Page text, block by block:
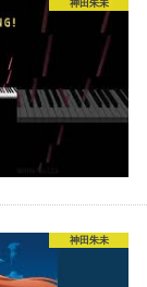
神田朱未
神田朱未